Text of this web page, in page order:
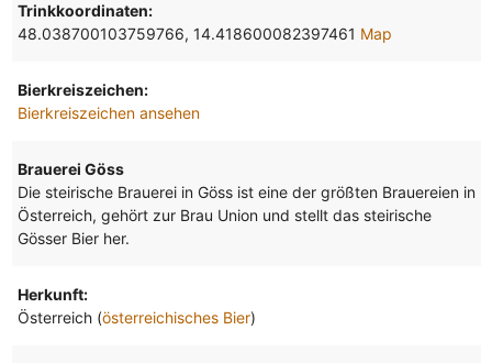
Trinkkoordinaten:
48.038700103759766, 14.418600082397461 Map
Bierkreiszeichen:
Bierkreiszeichen ansehen
Brauerei Göss
Die steirische Brauerei in Göss ist eine der größten Brauereien in
Österreich, gehört zur Brau Union und stellt das steirische
Gösser Bier her.
Herkunft:
Österreich (österreichisches Bier)